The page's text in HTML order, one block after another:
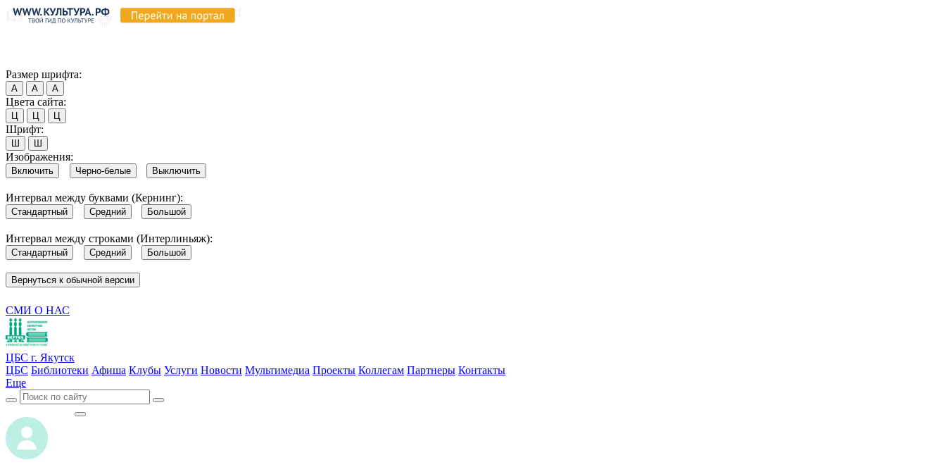
Размер шрифта:
А А А
Цвета сайта:
Ц Ц Ц
Шрифт:
Ш Ш
Изображения:
Включить Черно-белые Выключить
Интервал между буквами (Кернинг):
Стандартный Средний Большой
Интервал между строками (Интерлиньяж):
Стандартный Средний Большой
Вернуться к обычной версии
СМИ О НАС
ЦБС г. Якутск
ЦБС Библиотеки Афиша Клубы Услуги Новости Мультимедиа Проекты Коллегам Партнеры Контакты
Еще